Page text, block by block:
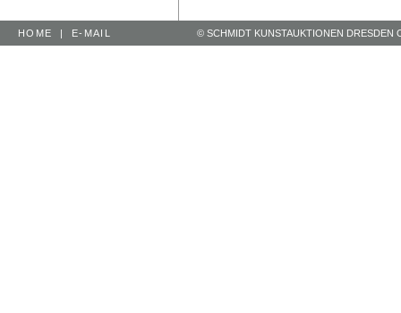
HOME | E-MAIL © SCHMIDT KUNSTAUKTIONEN DRESDEN